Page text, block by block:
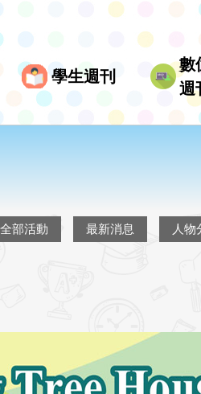
學生週刊
數
週
全部活動 最新消息 人物